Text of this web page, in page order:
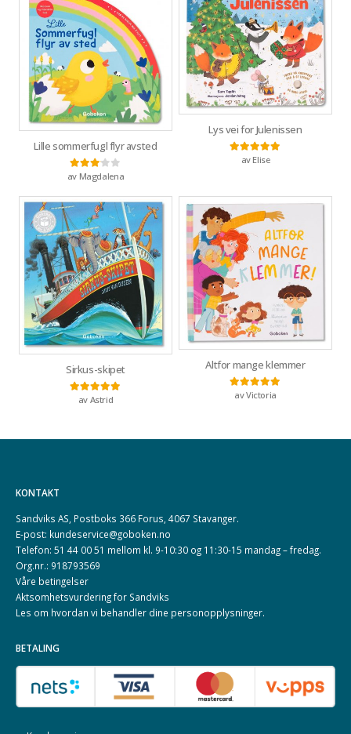
Lille sommerfugl flyr avsted
Vurdert3av 5
av Magdalena
Lys vei for Julenissen
Vurdert5
av Elise
Sirkus-skipet
Vurdert5
av Astrid
Altfor mange klemmer
Vurdert5av 5
av Victoria
KONTAKT
Sandviks AS, Postboks 366 Forus, 4067 Stavanger.
E-post: kundeservice@goboken.no
Telefon: 51 44 00 51 mellom kl. 9-10:30 og 11:30-15 mandag – fredag.
Org.nr.: 918793569
Våre betingelser
Aktsomhetsvurdering for Sandviks
Les om hvordan vi behandler dine personopplysninger.
BETALING